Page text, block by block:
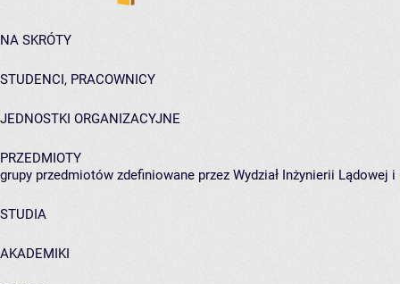
NA SKRÓTY
STUDENCI, PRACOWNICY
JEDNOSTKI ORGANIZACYJNE
PRZEDMIOTY
grupy przedmiotów zdefiniowane przez Wydział Inżynierii Lądowej
STUDIA
AKADEMIKI